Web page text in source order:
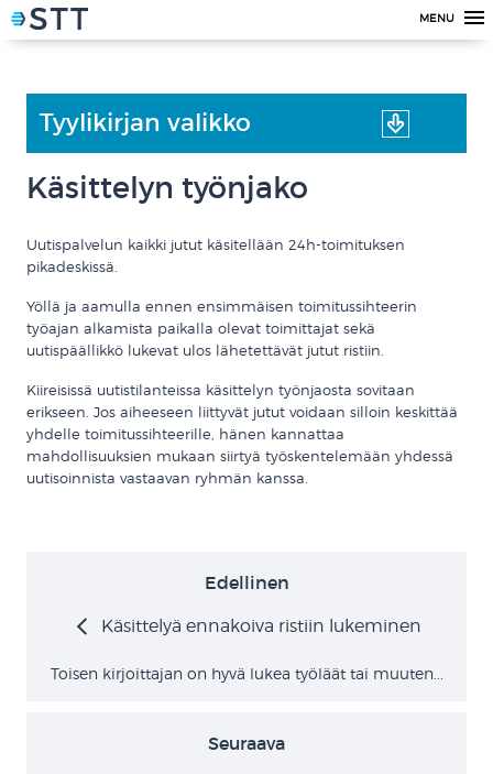
MENU
Tyylikirjan valikko
Käsittelyn työnjako
Uutispalvelun kaikki jutut käsitellään 24h-toimituksen
pikadeskissä.
Yöllä ja aamulla ennen ensimmäisen toimitussihteerin
työajan alkamista paikalla olevat toimittajat sekä
uutispäällikkö lukevat ulos lähetettävät jutut ristiin.
Kiireisissä uutistilanteissa käsittelyn työnjaosta sovitaan
erikseen. Jos aiheeseen liittyvät jutut voidaan silloin keskittää
yhdelle toimitussihteerille, hänen kannattaa
mahdollisuuksien mukaan siirtyä työskentelemään yhdessä
uutisoinnista vastaavan ryhmän kanssa.
Edellinen
Käsittelyä ennakoiva ristiin lukeminen
Toisen kirjoittajan on hyvä lukea työläät tai muuten...
Seuraava